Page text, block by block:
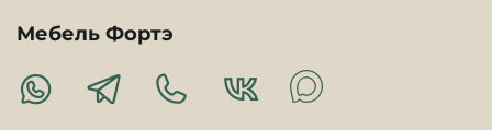
Мебель Фортэ